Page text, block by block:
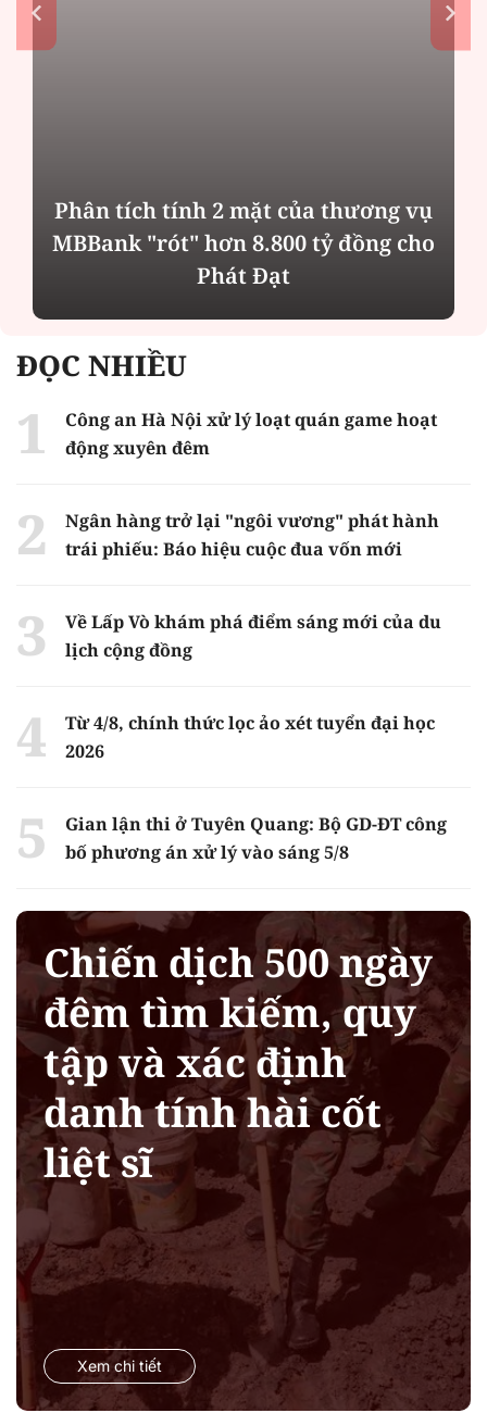
Phân tích tính 2 mặt của thương vụ
MBBank "rót" hơn 8.800 tỷ đồng cho
Phát Đạt
ĐỌC NHIỀU
Công an Hà Nội xử lý loạt quán game hoạt
động xuyên đêm
Ngân hàng trở lại "ngôi vương" phát hành
trái phiếu: Báo hiệu cuộc đua vốn mới
Về Lấp Vò khám phá điểm sáng mới của du
lịch cộng đồng
Từ 4/8, chính thức lọc ảo xét tuyển đại học
2026
Gian lận thi ở Tuyên Quang: Bộ GD-ĐT công
bố phương án xử lý vào sáng 5/8
Chiến dịch 500 ngày
đêm tìm kiếm, quy
tập và xác định
danh tính hài cốt
liệt sĩ
Xem chi tiết